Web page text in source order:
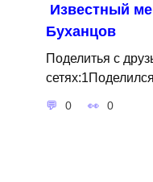
Известный
Буханцов
Поделитья с
сетях:1Поделился
0 0